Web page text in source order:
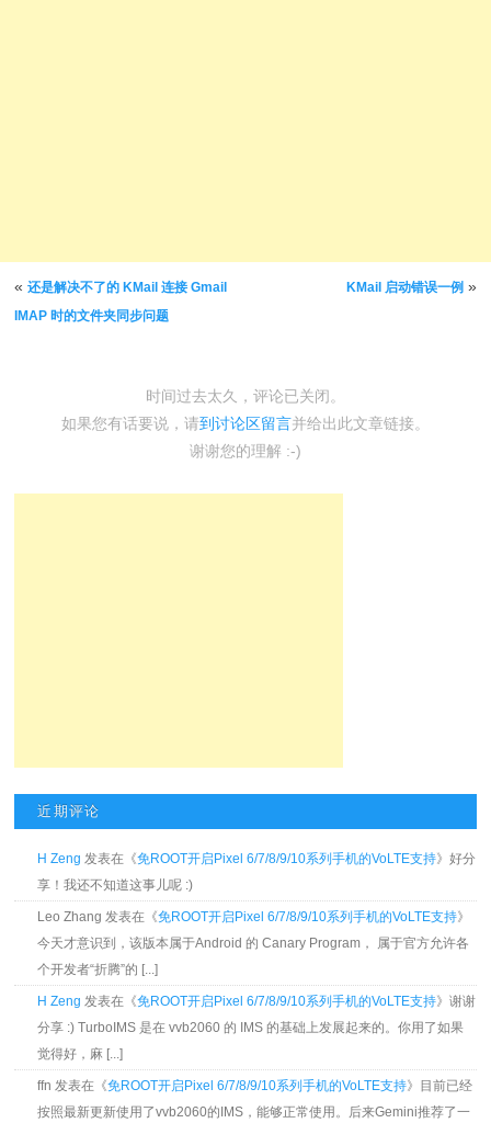
文章导航
«还是解决不了的 KMail 连接 Gmail
IMAP 时的文件夹同步问题
KMail 启动错误一例»
时间过去太久，评论已关闭。
如果您有话要说，请到讨论区留言并给出此文章链接。
谢谢您的理解 :-)
近期评论
H Zeng 发表在《免ROOT开启Pixel 6/7/8/9/10系列手机的VoLTE支持》好分
享！我还不知道这事儿呢 :)
Leo Zhang 发表在《免ROOT开启Pixel 6/7/8/9/10系列手机的VoLTE支持》
今天才意识到，该版本属于Android 的 Canary Program， 属于官方允许各
个开发者“折腾”的 [...]
H Zeng 发表在《免ROOT开启Pixel 6/7/8/9/10系列手机的VoLTE支持》谢谢
分享 :) TurboIMS 是在 vvb2060 的 IMS 的基础上发展起来的。你用了如果
觉得好，麻 [...]
ffn 发表在《免ROOT开启Pixel 6/7/8/9/10系列手机的VoLTE支持》目前已经
按照最新更新使用了vvb2060的IMS，能够正常使用。后来Gemini推荐了一